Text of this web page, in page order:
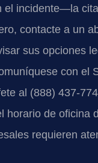
el incidente—la
contacte a un
sus opciones
con el
al (888) 437-
horario de oficina
requieren